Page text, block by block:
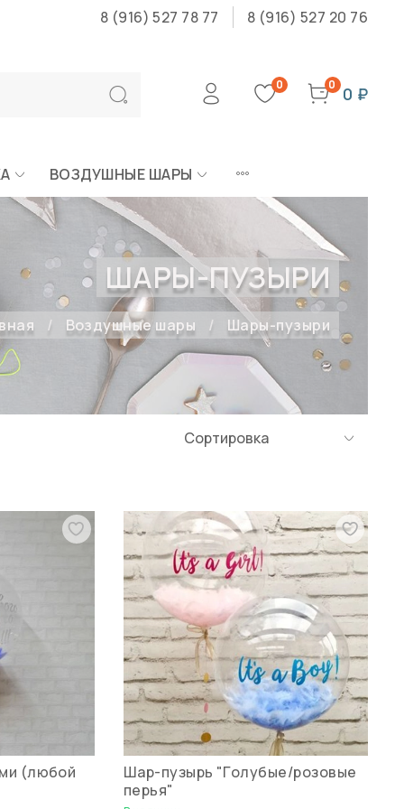
8 (916) 527 78 77 8 (916) 527 20 76
0 0 0 ₽
ВОЗДУШНЫЕ ШАРЫ
ШАРЫ-ПУЗЫРИ
Воздушные шары Шары-пузыри
(любой
Шар-пузырь "Голубые/розовые
перья"